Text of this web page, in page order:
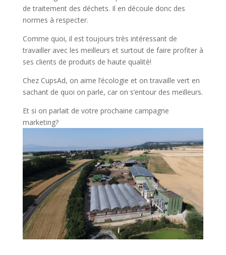
de traitement des déchets. Il en découle donc des
normes à respecter.
Comme quoi, il est toujours très intéressant de
travailler avec les meilleurs et surtout de faire profiter à
ses clients de produits de haute qualité!
Chez CupsAd, on aime l’écologie et on travaille vert en
sachant de quoi on parle, car on s’entour des meilleurs.
Et si on parlait de votre prochaine campagne
marketing?